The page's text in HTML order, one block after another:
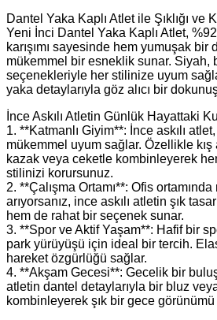
Dantel Yaka Kaplı Atlet ile Şıklığı ve
Yeni İnci Dantel Yaka Kaplı Atlet,
karışımı sayesinde hem yumuşak bir
mükemmel bir esneklik sunar. Siyah,
seçenekleriyle her stilinize uyum
yaka detaylarıyla göz alıcı bir
İnce Askılı Atletin Günlük Hayattaki
1. **Katmanlı Giyim**: İnce askılı
mükemmel uyum sağlar. Özellikle kış
kazak veya ceketle kombinleyerek
stilinizi korursunuz.
2. **Çalışma Ortamı**: Ofis
arıyorsanız, ince askılı atletin şık
hem de rahat bir seçenek sunar.
3. **Spor ve Aktif Yaşam**: Hafif bir
park yürüyüşü için ideal bir tercih.
hareket özgürlüğü sağlar.
4. **Akşam Gecesi**: Gecelik bir
atletin dantel detaylarıyla bir bluz
kombinleyerek şık bir gece